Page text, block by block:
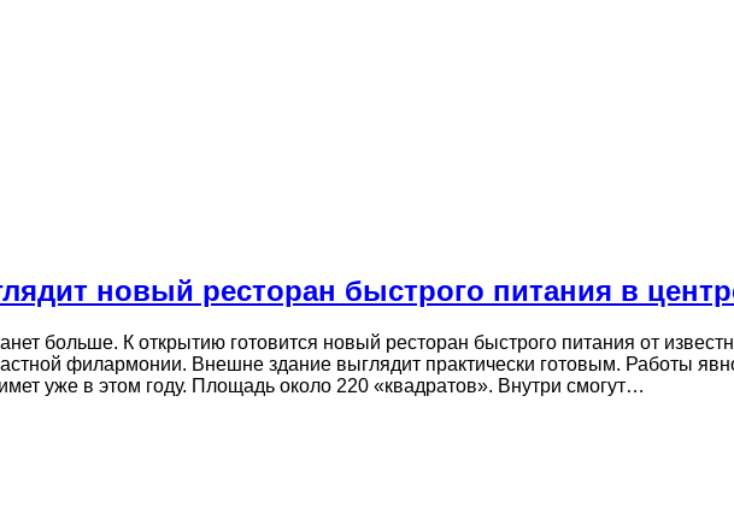
новый ресторан быстрого питания в
больше. К открытию готовится новый ресторан быстрого питания от
филармонии. Внешне здание выглядит практически готовым. Работы
уже в этом году. Площадь около 220 «квадратов». Внутри смогут…